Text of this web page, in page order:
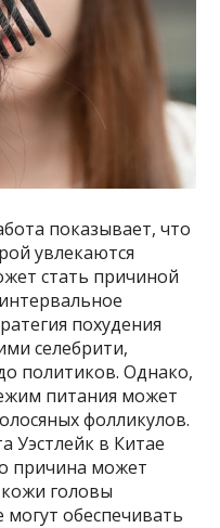
показывает, что
увлекаются
стать причиной
похудения
селебрити,
политиков. Однако,
питания может
фолликулов.
Уэстлейк в Китае
причина может
головы
обеспечивать